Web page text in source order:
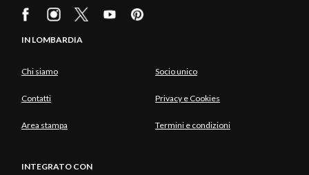
IN LOMBARDIA
Chi siamo Socio unico
Contatti Privacy e Cookies
Area stampa Termini e condizioni
INTEGRATO CON